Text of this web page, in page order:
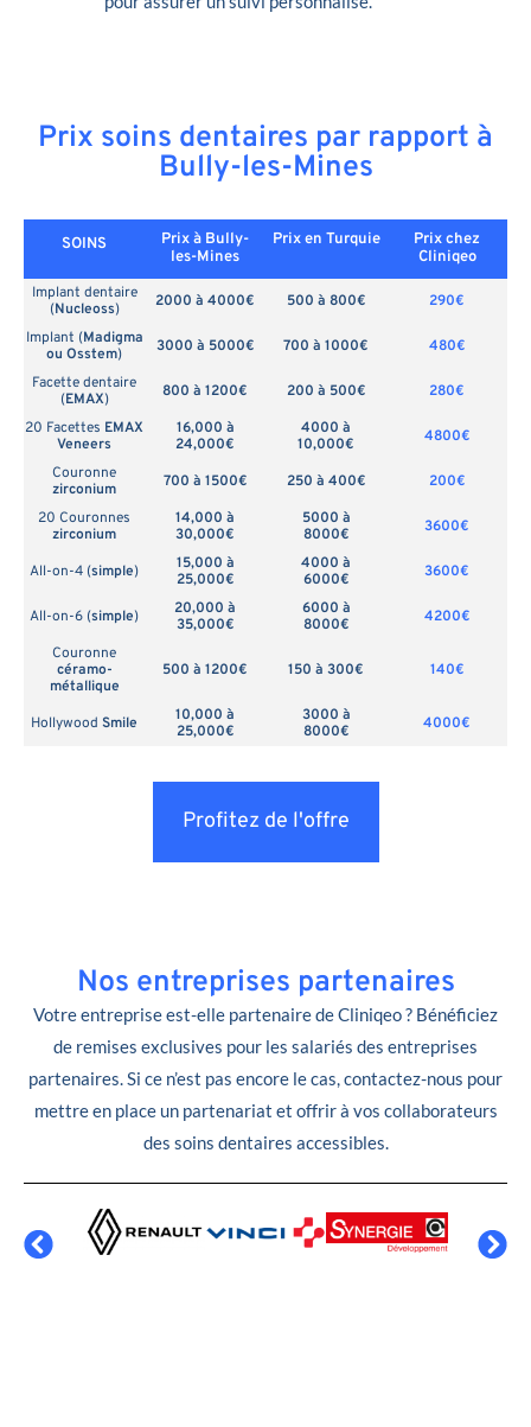
Prix soins dentaires par rapport à
Bully-les-Mines
SOINS
Prix à Bully-
les-Mines
Prix en Turquie
Prix chez
Cliniqeo
Implant dentaire
(Nucleoss) 2000 à 4000€ 500 à 800€
290€
Implant (Madigma
ou Osstem) 3000 à 5000€ 700 à 1000€
480€
Facette dentaire
(EMAX) 800 à 1200€ 200 à 500€
280€
20 Facettes EMAX
Veneers
16,000 à
24,000€
4000 à
10,000€
4800€
Couronne
zirconium
700 à 1500€ 250 à 400€
200€
20 Couronnes
zirconium
14,000 à
30,000€
5000 à
8000€
3600€
All-on-4 (simple)
15,000 à
25,000€
4000 à
6000€
3600€
All-on-6 (simple)
20,000 à
35,000€
6000 à
8000€
4200€
Couronne
céramo-
métallique
500 à 1200€ 150 à 300€ 140€
Hollywood Smile
10,000 à
25,000€
3000 à
8000€
4000€
Profitez de l'offre
Nos entreprises partenaires
Votre entreprise est-elle partenaire de Cliniqeo ? Bénéficiez
de remises exclusives pour les salariés des entreprises
partenaires. Si ce n’est pas encore le cas, contactez-nous pour
mettre en place un partenariat et offrir à vos collaborateurs
des soins dentaires accessibles.